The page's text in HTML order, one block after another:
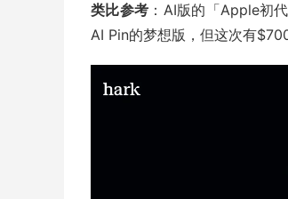
类比参考 ：AI版的「Apple初
AI Pin的梦想版，但这次有